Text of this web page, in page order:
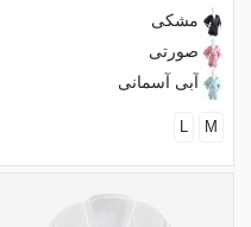
مشکی
صورتی
آبی آسمانی
M
L